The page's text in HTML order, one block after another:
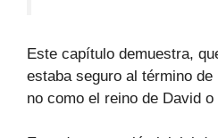
Este capítulo demuestra,
estaba seguro al término de
no como el reino de David o